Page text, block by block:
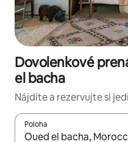
Dovolenkové
el bacha
Nájdite a rezervujte si
Poloha
Keď budú výsledky k